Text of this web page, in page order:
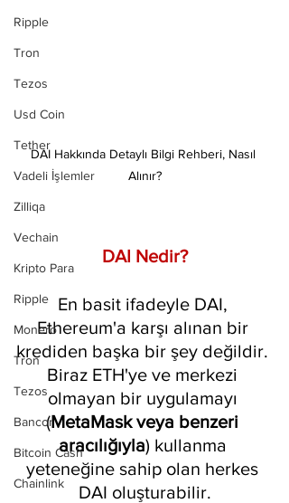
Ripple
Tron
Tezos
Usd Coin
Tether
Vadeli İşlemler
Zilliqa
Vechain
Kripto Para
Ripple
Monero
Tron
Tezos
Bancor
Bitcoin Cash
Chainlink
DAI Hakkında Detaylı Bilgi Rehberi, Nasıl
Alınır?
DAI Nedir?
En basit ifadeyle DAI,
Ethereum'a karşı alınan bir
krediden başka bir şey değildir.
Biraz ETH'ye ve merkezi
olmayan bir uygulamayı
(MetaMask veya benzeri
aracılığıyla) kullanma
yeteneğine sahip olan herkes
DAI oluşturabilir.